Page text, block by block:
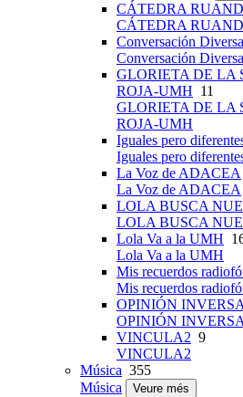
CÁTEDRA
CÁTEDRA
Conversación Diversa
Conversación Diversa
GLORIETA DE LA
ROJA-UMH 11
GLORIETA DE LA
ROJA-UMH
Iguales pero
Iguales pero
La Voz de ADACEA
La Voz de ADACEA
LOLA BUSCA
LOLA BUSCA
Lola Va a la UMH
Lola Va a la UMH
Mis recuerdos
Mis recuerdos
OPINIÓN INVERSA
OPINIÓN INVERSA
VINCULA2 9
VINCULA2
Música 355
Música
Veure més